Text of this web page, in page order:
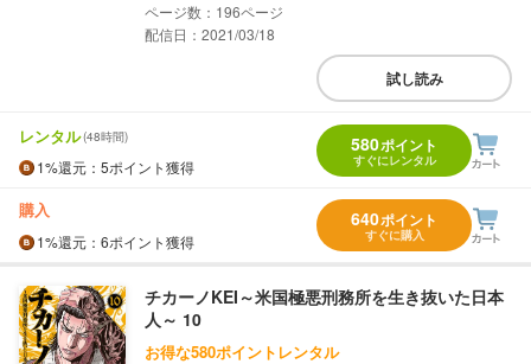
196
配信日：2021/03/18
試し読み
レンタル(48時間)
1%還元 ：5ポイント獲得
580ポイント
すぐにレンタル
購入
1%還元 ：6ポイント獲得
640ポイント
すぐに購入
チカーノKEI～米国極悪刑務所を生き抜いた日本
人～ 10
お得な580ポイントレンタル